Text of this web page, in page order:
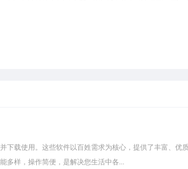
下载使用。这些软件以百姓需求为核心，提供了丰富、优
样，操作简便，是解决您生活中各...